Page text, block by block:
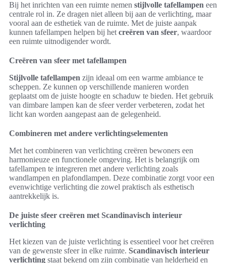
Bij het inrichten van een ruimte nemen stijlvolle tafellampen een
centrale rol in. Ze dragen niet alleen bij aan de verlichting, maar
vooral aan de esthetiek van de ruimte. Met de juiste aanpak
kunnen tafellampen helpen bij het creëren van sfeer, waardoor
een ruimte uitnodigender wordt.
Creëren van sfeer met tafellampen
Stijlvolle tafellampen zijn ideaal om een warme ambiance te
scheppen. Ze kunnen op verschillende manieren worden
geplaatst om de juiste hoogte en schaduw te bieden. Het gebruik
van dimbare lampen kan de sfeer verder verbeteren, zodat het
licht kan worden aangepast aan de gelegenheid.
Combineren met andere verlichtingselementen
Met het combineren van verlichting creëren bewoners een
harmonieuze en functionele omgeving. Het is belangrijk om
tafellampen te integreren met andere verlichting zoals
wandlampen en plafondlampen. Deze combinatie zorgt voor een
evenwichtige verlichting die zowel praktisch als esthetisch
aantrekkelijk is.
De juiste sfeer creëren met Scandinavisch interieur
verlichting
Het kiezen van de juiste verlichting is essentieel voor het creëren
van de gewenste sfeer in elke ruimte. Scandinavisch interieur
verlichting staat bekend om zijn combinatie van helderheid en